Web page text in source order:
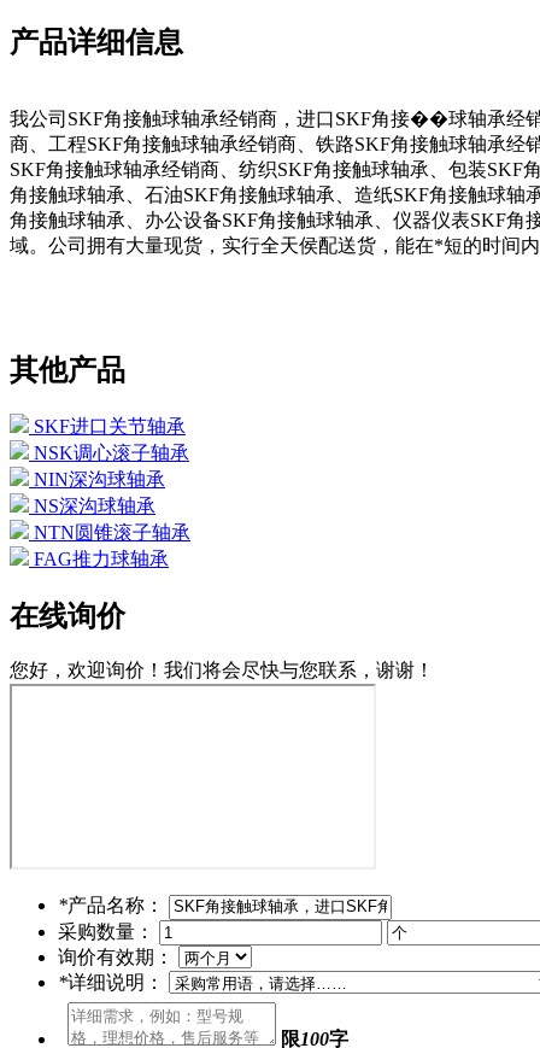
产品详细信息
我公司SKF角接触球轴承经销商，进口SKF角接��球轴承经
商、工程SKF角接触球轴承经销商、铁路SKF角接触球轴承
SKF角接触球轴承经销商、纺织SKF角接触球轴承、包装SKF
角接触球轴承、石油SKF角接触球轴承、造纸SKF角接触球
角接触球轴承、办公设备SKF角接触球轴承、仪器仪表SKF
域。公司拥有大量现货，实行全天侯配送货，能在*短的时间
其他产品
SKF进口关节轴承
NSK调心滚子轴承
NIN深沟球轴承
NS深沟球轴承
NTN圆锥滚子轴承
FAG推力球轴承
在线询价
您好，欢迎询价！我们将会尽快与您联系，谢谢！
*产品名称：
采购数量：
询价有效期：
*详细说明：
限100字